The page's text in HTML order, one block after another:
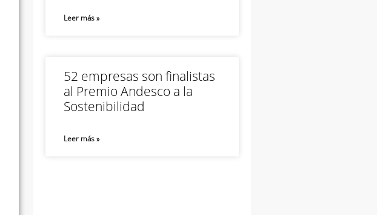
Leer más »
52 empresas son finalistas
al Premio Andesco a la
Sostenibilidad
Leer más »